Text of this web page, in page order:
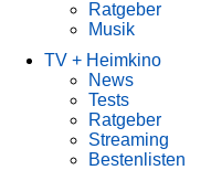
Ratgeber
Musik
TV + Heimkino
News
Tests
Ratgeber
Streaming
Bestenlisten